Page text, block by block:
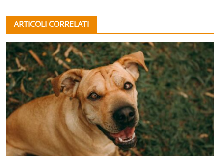
ARTICOLI CORRELATI